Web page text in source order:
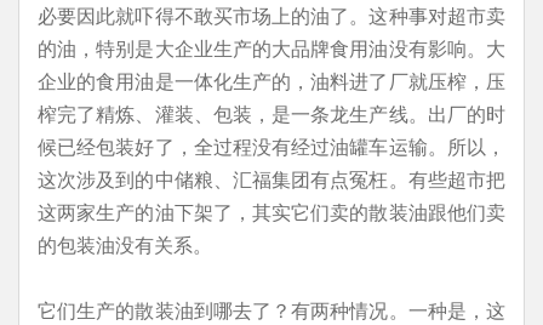
必要因此就吓得不敢买市场上的油了。这种事对超市卖
的油，特别是大企业生产的大品牌食用油没有影响。大
企业的食用油是一体化生产的，油料进了厂就压榨，压
榨完了精炼、灌装、包装，是一条龙生产线。出厂的时
候已经包装好了，全过程没有经过油罐车运输。所以，
这次涉及到的中储粮、汇福集团有点冤枉。有些超市把
这两家生产的油下架了，其实它们卖的散装油跟他们卖
的包装油没有关系。
它们生产的散装油到哪去了？有两种情况。一种是，这